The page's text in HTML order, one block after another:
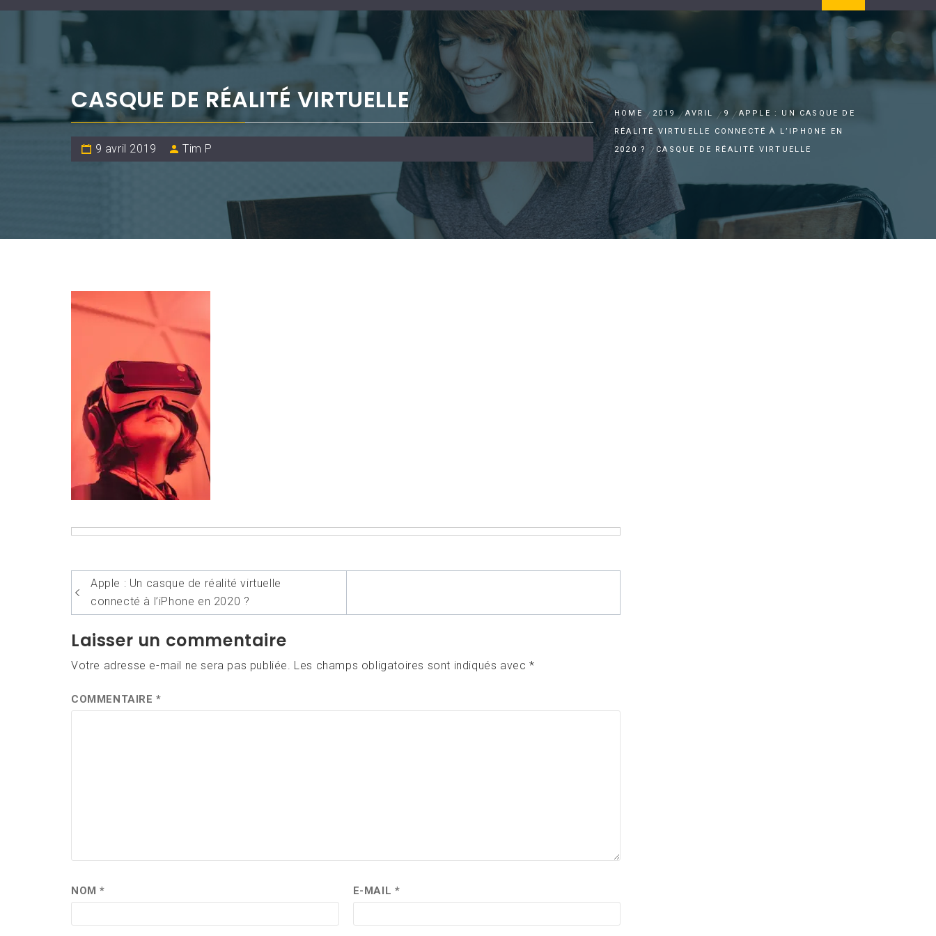
CASQUE DE RÉALITÉ VIRTUELLE
9 avril 2019 Tim P
HOME 2019 AVRIL 9
APPLE : UN CASQUE DE
RÉALITÉ VIRTUELLE CONNECTÉ À L’IPHONE EN
2020 ?
CASQUE DE RÉALITÉ VIRTUELLE
Navigation
de
l’article
Apple : Un casque de réalité virtuelle
connecté à l’iPhone en 2020 ?
Laisser un commentaire
Votre adresse e-mail ne sera pas publiée. Les champs obligatoires sont indiqués avec*
COMMENTAIRE*
NOM* E-MAIL *